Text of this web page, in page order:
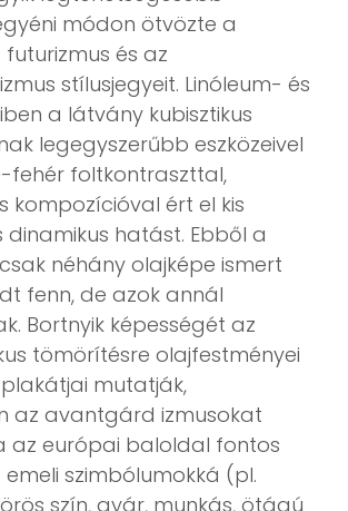
módon ötvözte a
futurizmus és az
stílusjegyeit. Linóleum- és
a látvány kubisztikus
legegyszerűbb eszközeivel
fehér foltkontraszttal,
kompozícióval ért el kis
dinamikus hatást. Ebből a
néhány olajképe ismert
fenn, de azok annál
Bortnyik képességét az
tömörítésre olajfestményei
mutatják,
az avantgárd izmusokat
az európai baloldal fontos
szimbólumokká (pl.
szín, gyár, munkás, ötágú